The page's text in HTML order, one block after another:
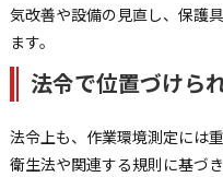
気改善や設備の見直し、保護
ます。
法令で位置づけら
法令上も、作業環境測定には
衛生法や関連する規則に基づ